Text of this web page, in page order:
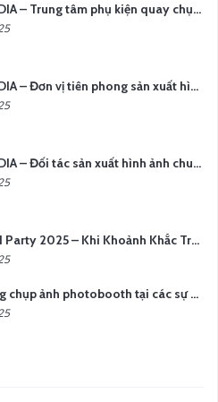
YCN MEDIA – Trung tâm phụ kiện quay chụp tại Hà Nội
YCN MEDIA – Đơn vị tiên phong sản xuất hình ảnh & âm thanh bằng AI tại Hà Nội
YCN MEDIA – Đối tác sản xuất hình ảnh chuyên nghiệp cho doanh nghiệp tại Hà Nội
Year End Party 2025 – Khi Khoảnh Khắc Trở Thành Dấu Ấn | Gói Ưu Đãi Tháng 12 Từ YCN Media
Xu hướng chụp ảnh photobooth tại các sự kiện hiện nay